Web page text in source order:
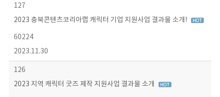
127
2023 충북콘텐츠코리아랩 캐릭터 기업 지원사업 결과물 소개!
60224
2023.11.30
126
2023 지역 캐릭터 굿즈 제작 지원사업 결과물 소개